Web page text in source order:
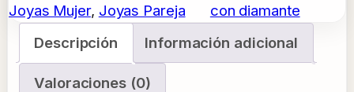
E
Joyas Mujer, Joyas Pareja
con diamante
Descripción
Información adicional
Valoraciones (0)